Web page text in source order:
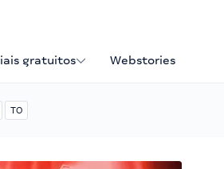
gratuitos Webstories
TO